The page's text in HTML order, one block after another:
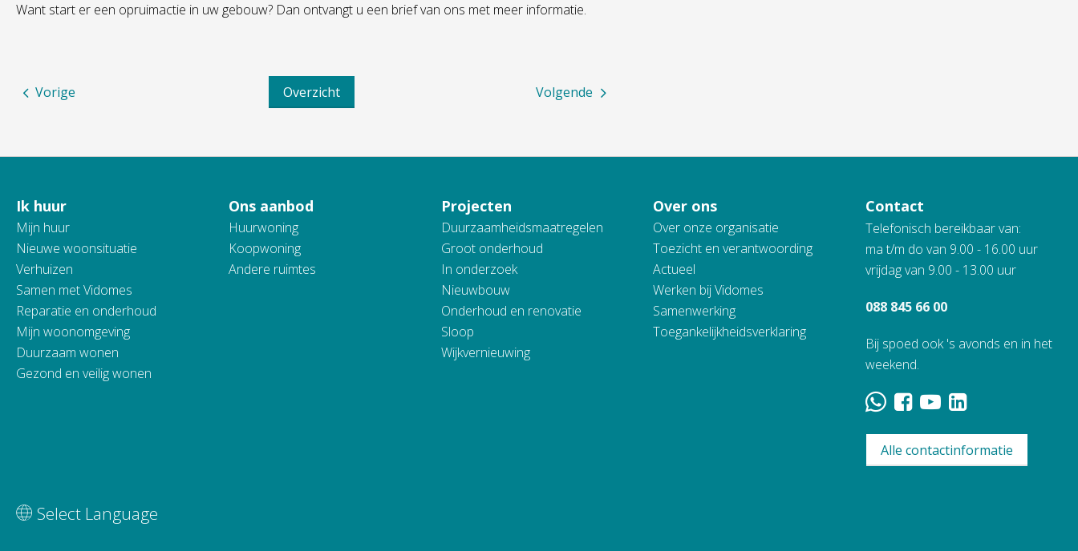
Want start er een opruimactie in uw gebouw? Dan ontvangt u een brief van ons met meer informatie.
Volgende
Overzicht
Vorige
Contactinformatie
Ik huur
Mijn huur
Nieuwe woonsituatie
Verhuizen
Samen met Vidomes
Reparatie en onderhoud
Mijn woonomgeving
Duurzaam wonen
Gezond en veilig wonen
Ons aanbod
Huurwoning
Koopwoning
Andere ruimtes
Projecten
Duurzaamheidsmaatregelen
Groot onderhoud
In onderzoek
Nieuwbouw
Onderhoud en renovatie
Sloop
Wijkvernieuwing
Over ons
Over onze organisatie
Toezicht en verantwoording
Actueel
Werken bij Vidomes
Samenwerking
Toegankelijkheidsverklaring
Contact
Telefonisch bereikbaar van:
ma t/m do van 9.00 - 16.00 uur
vrijdag van 9.00 - 13.00 uur
088 845 66 00
Bij spoed ook 's avonds en in het
weekend.
Alle contactinformatie
Vertaal deze pagina
Select Language